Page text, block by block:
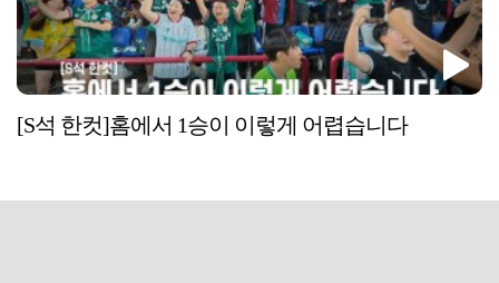
[S석 한컷]홈에서 1승이 이렇게 어렵습니다